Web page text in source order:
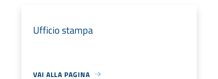
Ufficio stampa
VAI ALLA PAGINA